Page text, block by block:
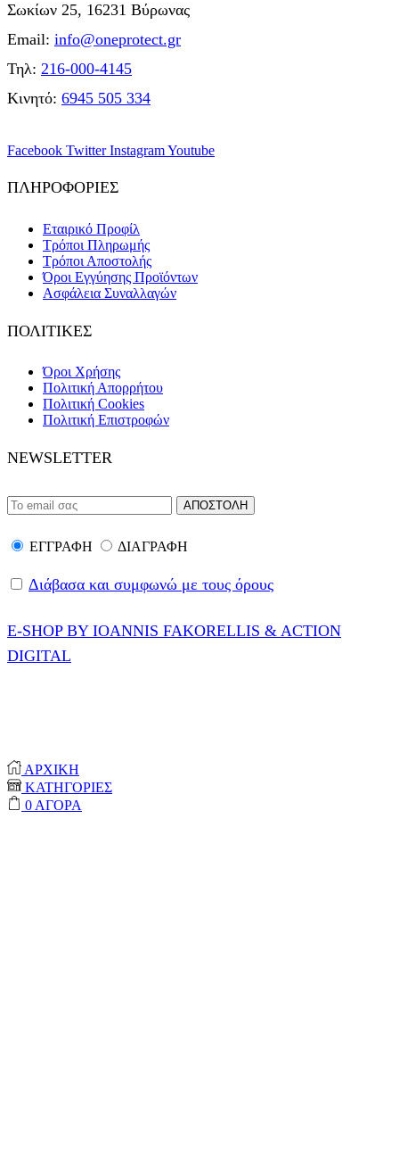
Σωκίων 25, 16231 Βύρωνας
Email: info@oneprotect.gr
Τηλ: 216-000-4145
Κινητό: 6945 505 334
Facebook Twitter InstagramYoutube
ΠΛΗΡΟΦΟΡΙΕΣ
Εταιρικό Προφίλ
Τρόποι Πληρωμής
Τρόποι Αποστολής
Όροι Εγγύησης Προϊόντων
Ασφάλεια Συναλλαγών
ΠΟΛΙΤΙΚΕΣ
Όροι Χρήσης
Πολιτική Απορρήτου
Πολιτική Cookies
Πολιτική Επιστροφών
NEWSLETTER
ΕΓΓΡΑΦΗ ΔΙΑΓΡΑΦΗ
Διάβασα και συμφωνώ με τους όρους
E-SHOP BY IOANNIS FAKORELLIS & ACTION
DIGITAL
ΑΡΧΙΚΗ
ΚΑΤΗΓΟΡΙΕΣ
0 ΑΓΟΡΑ